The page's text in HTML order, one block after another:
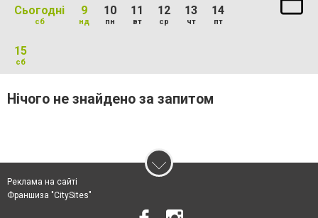
Сьогодні
сб
9
нд
10
пн
11
вт
12
ср
13
чт
14
пт
15
сб
Нічого не знайдено за запитом
Реклама на сайті
Франшиза "CitySites"